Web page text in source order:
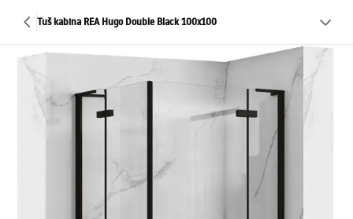
Tuš kabina REA Hugo Double Black 100x100